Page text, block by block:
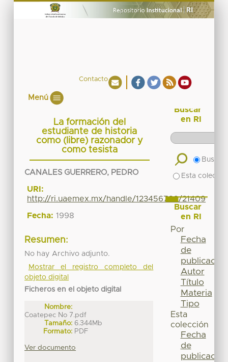
Contacto
Menú
La formación del
estudiante de historia
como (libre) razonador y
como tesista
CANALES GUERRERO, PEDRO
URI:
http://ri.uaemex.mx/handle/123456789/21409
Fecha: 1998
Resumen:
No hay Archivo adjunto.
Mostrar el registro completo del
objeto digital
Ficheros en el objeto digital
Nombre:
Coatepec No 7.pdf
Tamaño: 6.344Mb
Formato: PDF
Ver documento
Buscar
en RI
Buscar
Esta
Buscar
en RI
Por
Fecha
de
publicación
Autor
Título
Materia
Tipo
Esta
colección
Fecha
de
publicación